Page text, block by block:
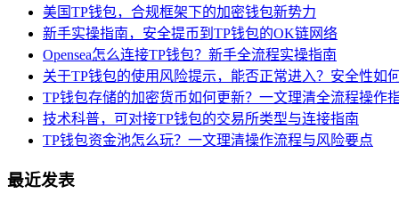
美国TP钱包，合规框架下的加密钱包新势力
新手实操指南，安全提币到TP钱包的OK链网络
Opensea怎么连接TP钱包？新手全流程实操指南
关于TP钱包的使用风险提示，能否正常进入？安全性如何
TP钱包存储的加密货币如何更新？一文理清全流程操作
技术科普，可对接TP钱包的交易所类型与连接指南
TP钱包资金池怎么玩？一文理清操作流程与风险要点
最近发表